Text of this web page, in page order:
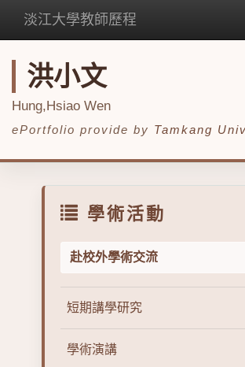
淡江大學教師歷程
洪小文
Hung,Hsiao Wen
ePortfolio provide by Tamkang
學術活動
赴校外學術交流
短期講學研究
學術演講